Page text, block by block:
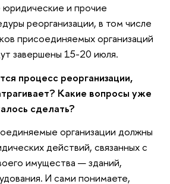
и прочие
реорганизации, в том числе
присоединяемых организаций
завершены 15-20 июля.
процесс реорганизации,
Какие вопросы уже
сделать?
организации должны
действий, связанных с
имущества — зданий,
И сами понимаете,